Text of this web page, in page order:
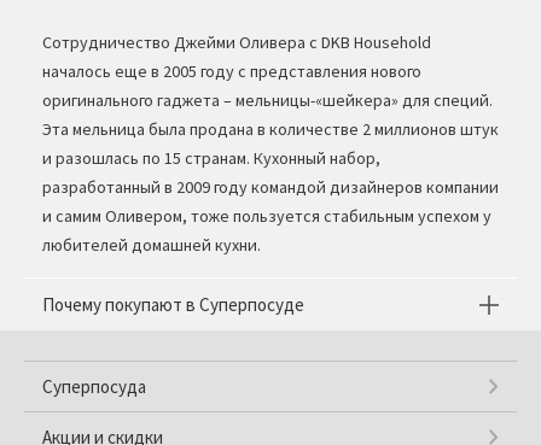
Сотрудничество Джейми Оливера с DKB Household
началось еще в 2005 году с представления нового
оригинального гаджета – мельницы-«шейкера» для специй.
Эта мельница была продана в количестве 2 миллионов штук
и разошлась по 15 странам. Кухонный набор,
разработанный в 2009 году командой дизайнеров компании
и самим Оливером, тоже пользуется стабильным успехом у
любителей домашней кухни.
Почему покупают в Суперпосуде
Суперпосуда
Акции и скидки